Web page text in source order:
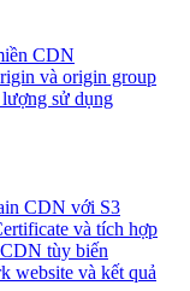
CDN
và origin group
sử dụng
CDN với S3
và tích hợp
tùy biến
website và kết quả